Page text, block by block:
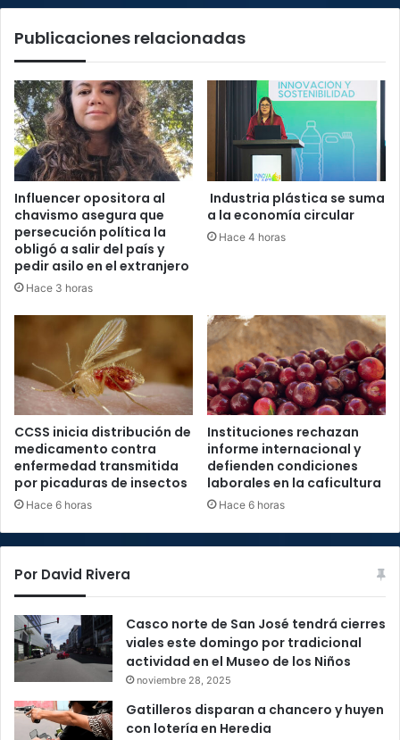
Publicaciones relacionadas
Influencer opositora al
chavismo asegura que
persecución política la
obligó a salir del país y
pedir asilo en el extranjero
Hace 3 horas
Industria plástica se suma
a la economía circular
Hace 4 horas
CCSS inicia distribución de
medicamento contra
enfermedad transmitida
por picaduras de insectos
Hace 6 horas
Instituciones rechazan
informe internacional y
defienden condiciones
laborales en la caficultura
Hace 6 horas
Por David Rivera
Casco norte de San José tendrá cierres
viales este domingo por tradicional
actividad en el Museo de los Niños
noviembre 28, 2025
Gatilleros disparan a chancero y huyen
con lotería en Heredia